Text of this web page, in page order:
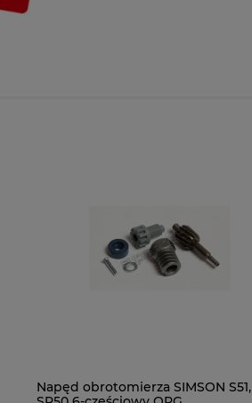
Napęd obrotomierza SIMSON S51,